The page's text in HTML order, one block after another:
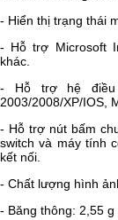
- Hiển thị trạng thái
- Hỗ trợ Microsoft
khác.
- Hỗ trợ hệ điều
2003/2008/XP/IOS,
- Hỗ trợ nút bấm
switch và máy tính
kết nối.
- Chất lượng hình
- Băng thông: 2,55 g